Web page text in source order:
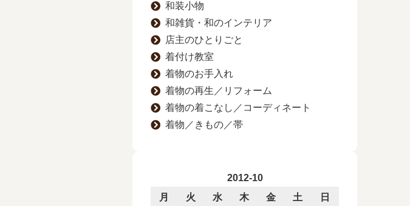
和装小物
和雑貨・和のインテリア
店主のひとりごと
着付け教室
着物のお手入れ
着物の再生／リフォーム
着物の着こなし／コーディネート
着物／きもの／帯
2012-10
月
火 水 木 金 土
日